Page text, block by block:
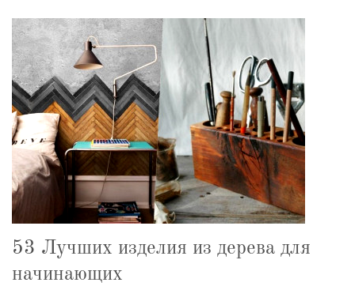
53 Лучших изделия из дерева для
начинающих